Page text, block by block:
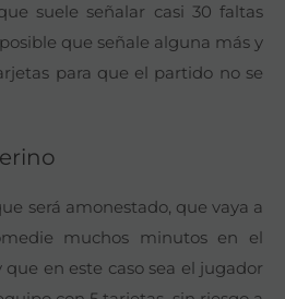
suele señalar casi 30 faltas
que señale alguna más y
para que el partido no se
será amonestado, que vaya a
muchos minutos en el
en este caso sea el jugador